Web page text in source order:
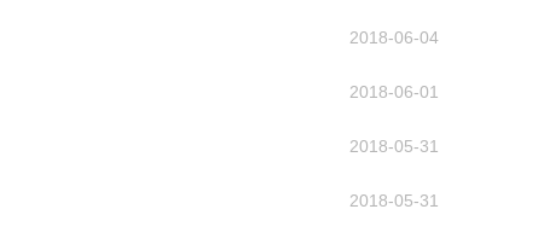
2018-06-04
2018-06-01
2018-05-31
2018-05-31